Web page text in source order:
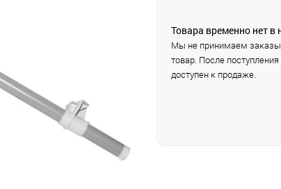
Товара временно нет в
Мы не принимаем заказы
товар. После
доступен к продаже.